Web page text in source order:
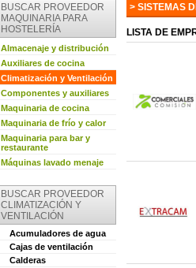
BUSCAR PROVEEDOR
MAQUINARIA PARA
HOSTELERÍA
Almacenaje y distribución
Auxiliares de cocina
Climatización y Ventilación
Componentes y auxiliares
Maquinaria de cocina
Maquinaria de frío y calor
Maquinaria para bar y
restaurante
Máquinas lavado menaje
BUSCAR PROVEEDOR
CLIMATIZACIÓN Y
VENTILACIÓN
Acumuladores de agua
Cajas de ventilación
Calderas
> SISTEMAS
LISTA DE